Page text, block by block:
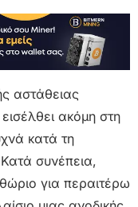
αστάθειας
ακόμη στη
κατά τη
συνέπεια,
για περαιτέρω